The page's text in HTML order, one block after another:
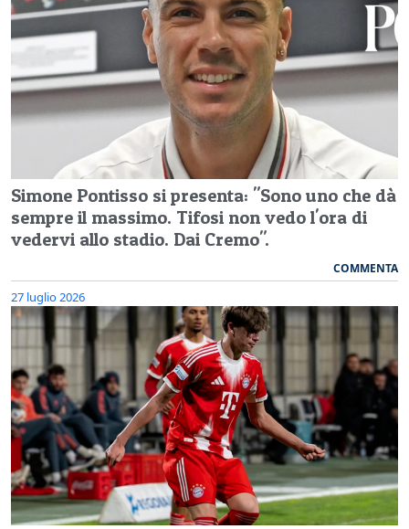
Simone Pontisso si presenta: "Sono uno che dà
sempre il massimo. Tifosi non vedo l'ora di
vedervi allo stadio. Dai Cremo".
COMMENTA
27 luglio 2026